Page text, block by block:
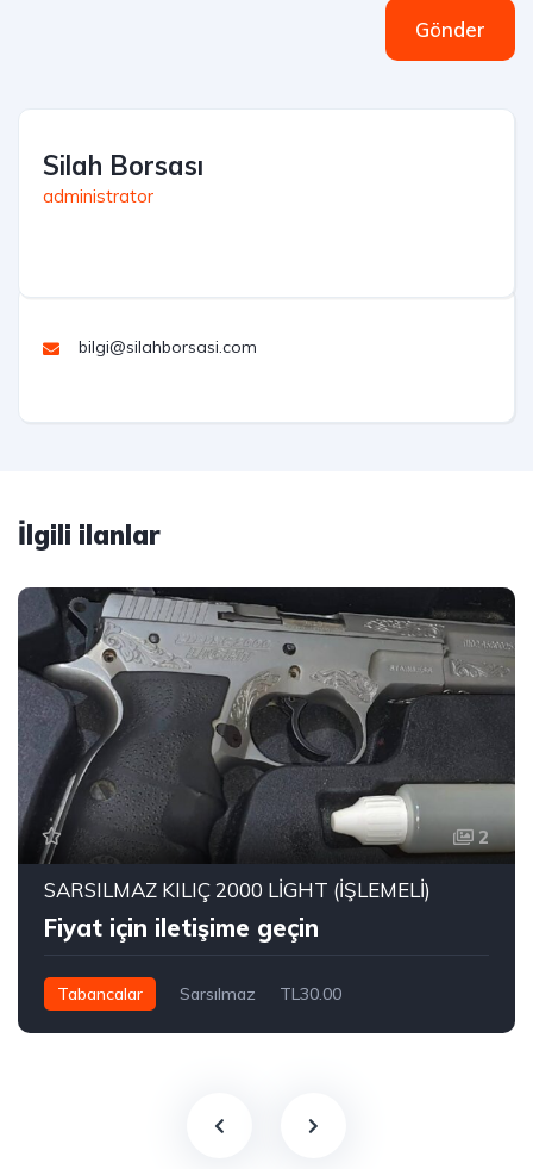
Gönder
Silah Borsası
administrator
bilgi@silahborsasi.com
İlgili ilanlar
2
SARSILMAZ KILIÇ 2000 LİGHT (İŞLEMELİ)
Fiyat için iletişime geçin
Tabancalar Sarsılmaz TL30.00